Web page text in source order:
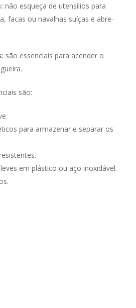
não esqueça de utensílios para
facas ou navalhas suíças e abre-
são essenciais para acender o
são:
para armazenar e separar os
em plástico ou aço inoxidável.